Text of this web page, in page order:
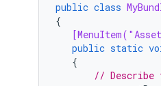
public class
{
public static
{
// Describe